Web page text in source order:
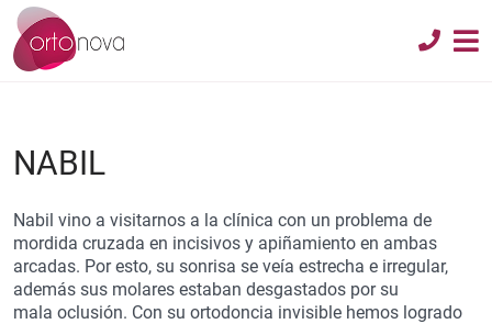
NABIL
Nabil vino a visitarnos a la clínica con un problema de
mordida cruzada en incisivos y apiñamiento en ambas
arcadas. Por esto, su sonrisa se veía estrecha e irregular,
además sus molares estaban desgastados por su
mala oclusión. Con su ortodoncia invisible hemos logrado